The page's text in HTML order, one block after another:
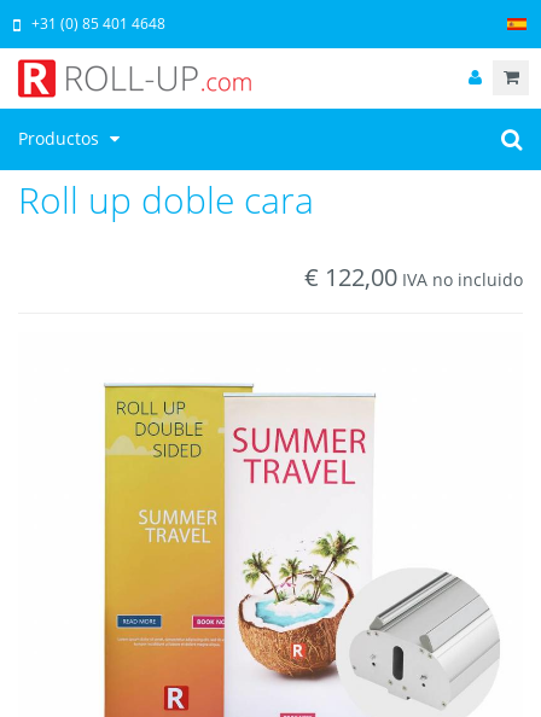
Productos
+31 (0) 85 401 4648
Roll up doble cara
€ 122,00 IVA no incluido